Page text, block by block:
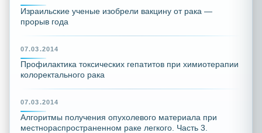
Израильские ученые изобрели вакцину от рака —
прорыв года
07.03.2014
Профилактика токсических гепатитов при химиотерапии
колоректального рака
07.03.2014
Алгоритмы получения опухолевого материала при
местнораспространенном раке легкого. Часть 3.